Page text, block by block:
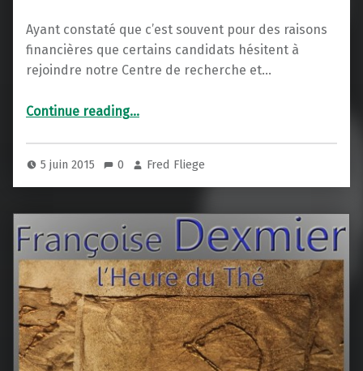
Ayant constaté que c’est souvent pour des raisons
financières que certains candidats hésitent à
rejoindre notre Centre de recherche et…
Continue reading“Les cartes d’adhérent du CEPPA sont arrivées”
…
5 juin 2015 0 Fred Fliege